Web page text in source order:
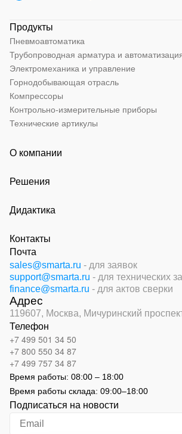
Продукты
Пневмоавтоматика
Трубопроводная арматура и
Электромеханика и управление
Горнодобывающая отрасль
Компрессоры
Контрольно-измерительные приборы
Технические артикулы
О компании
Решения
Дидактика
Контакты
Почта
sales@smarta.ru - для заявок
support@smarta.ru - для технических
finance@smarta.ru - для актов сверки
Адрес
119607, Москва, Мичуринский
Телефон
+7 499 501 34 50
+7 800 550 34 87
+7 499 757 34 87
Время работы: 08:00 – 18:00
Время работы склада: 09:00–18:00
Подписаться на новости